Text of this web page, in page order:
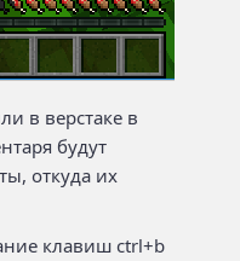
в верстаке в
будут
откуда их
клавиш ctrl+b